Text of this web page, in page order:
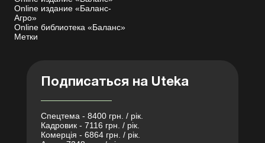
Online издание «Баланс-
Агро»
Online библиотека «Баланс»
Метки
Подписаться на Uteka
Спецтема - 8400 грн. / рік.
Кадровик - 7116 грн. / рік.
Комерція - 6864 грн. / рік.